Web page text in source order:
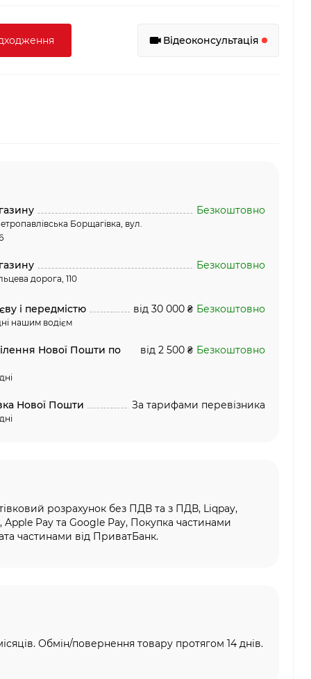
Відеоконсультація
Борщагівка, вул.
Безкоштовно
дорога, 110
Безкоштовно
і передмістю
нашим водієм
від 30 000 ₴ Безкоштовно
Нової Пошти по від 2 500 ₴ Безкоштовно
Нової Пошти За тарифами перевізника
розрахунок без ПДВ та з ПДВ, Liqpay,
Apple Pay та Google Pay, Покупка частинами
частинами від ПриватБанк.
Обмін/повернення товару протягом 14 днів.